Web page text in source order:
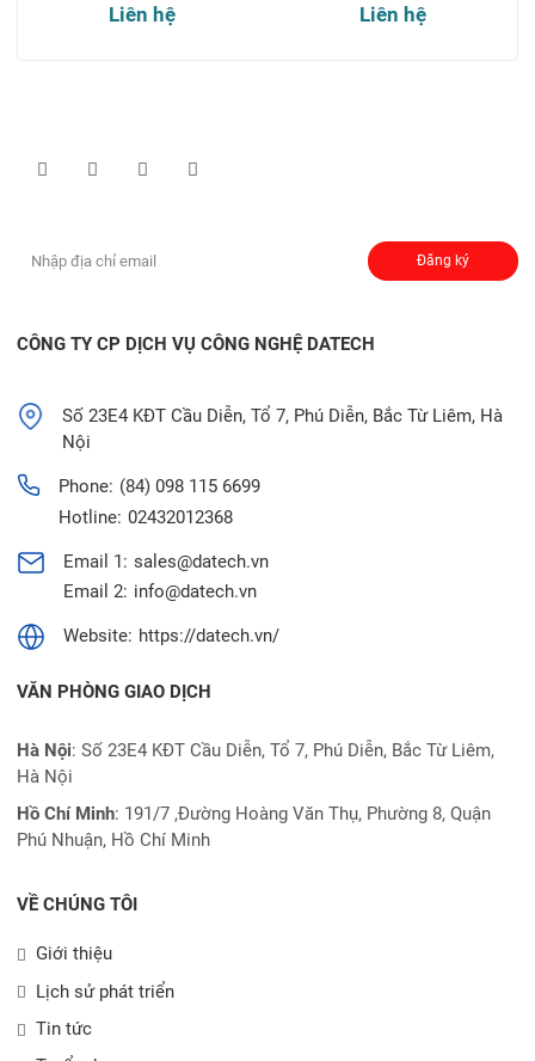
Liên hệ Liên hệ
Đăng ký
CÔNG TY CP DỊCH VỤ CÔNG NGHỆ DATECH
Số 23E4 KĐT Cầu Diễn, Tổ 7, Phú Diễn, Bắc Từ Liêm, Hà
Nội
Phone: (84) 098 115 6699
Hotline: 02432012368
Email 1: sales@datech.vn
Email 2: info@datech.vn
Website: https://datech.vn/
VĂN PHÒNG GIAO DỊCH
Hà Nội: Số 23E4 KĐT Cầu Diễn, Tổ 7, Phú Diễn, Bắc Từ Liêm,
Hà Nội
Hồ Chí Minh: 191/7 ,Đường Hoàng Văn Thụ, Phường 8, Quận
Phú Nhuận, Hồ Chí Minh
VỀ CHÚNG TÔI
Giới thiệu
Lịch sử phát triển
Tin tức